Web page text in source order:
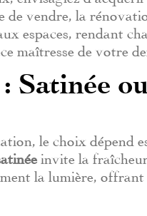
de vendre, la
espaces, rendant
maîtresse de votre
le choix dépend
invite la
la lumière, offrant